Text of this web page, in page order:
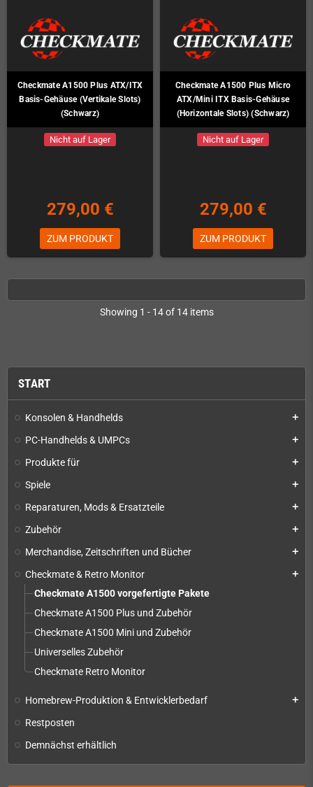
START
Konsolen & Handhelds add
PC-Handhelds & UMPCs add
Produkte für add
Spiele add
Reparaturen, Mods & Ersatzteile add
Zubehör add
Merchandise, Zeitschriften und Bücher add
Checkmate & Retro Monitor add
Checkmate A1500 vorgefertigte Pakete
Checkmate A1500 Plus und Zubehör
Checkmate A1500 Mini und Zubehör
Universelles Zubehör
Checkmate Retro Monitor
Homebrew-Produktion & Entwicklerbedarf add
Restposten
Demnächst erhältlich
Checkmate A1500 Plus ATX/ITX
Basis-Gehäuse (Vertikale Slots)
(Schwarz)
Nicht auf Lager
279,00 €
ZUM PRODUKT
Checkmate A1500 Plus Micro
ATX/Mini ITX Basis-Gehäuse
(Horizontale Slots) (Schwarz)
Nicht auf Lager
279,00 €
ZUM PRODUKT
Showing 1 - 14 of 14 items